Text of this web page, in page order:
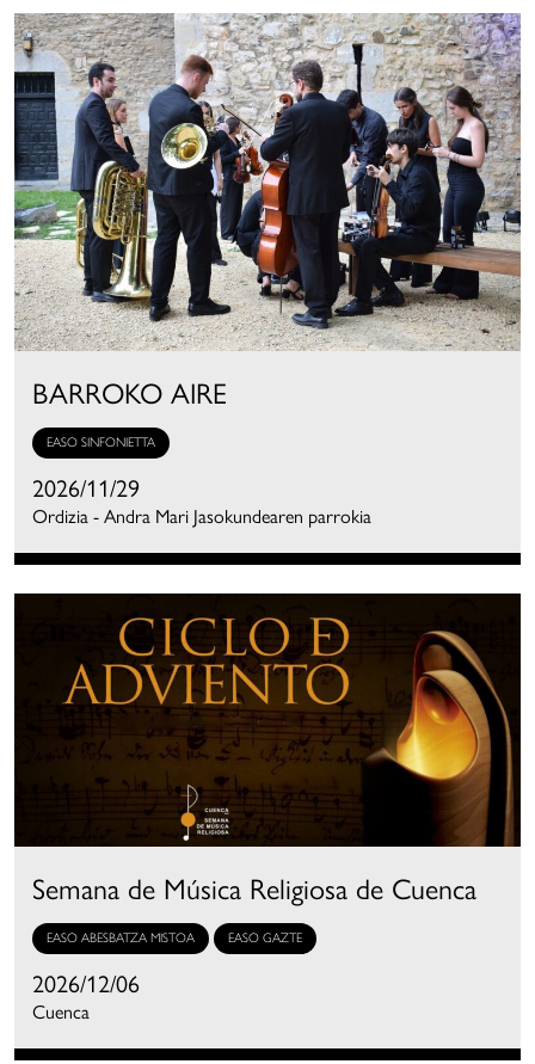
BARROKO AIRE
EASO SINFONIETTA
2026/11/29
Ordizia - Andra Mari Jasokundearen parrokia
Semana de Música Religiosa de Cuenca
EASO ABESBATZA MISTOA EASO GAZTE
2026/12/06
Cuenca